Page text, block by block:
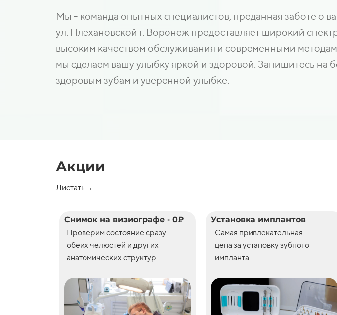
Мы - команда опытных специалистов, преданная заботе о
ул. Плехановской г. Воронеж предоставляет широкий
высоким качеством обслуживания и современными
мы сделаем вашу улыбку яркой и здоровой. Запишитесь на
здоровым зубам и уверенной улыбке.
Акции
Листать→
Снимок на визиографе - 0₽
Проверим состояние сразу
обеих челюстей и других
анатомических структур.
Установка имплантов
Самая привлекательная
цена за установкузубного
импланта.